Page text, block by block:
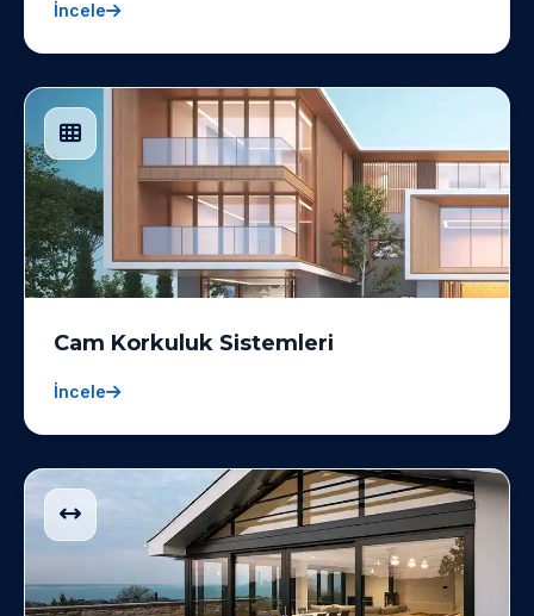
İncele
Cam Korkuluk Sistemleri
İncele